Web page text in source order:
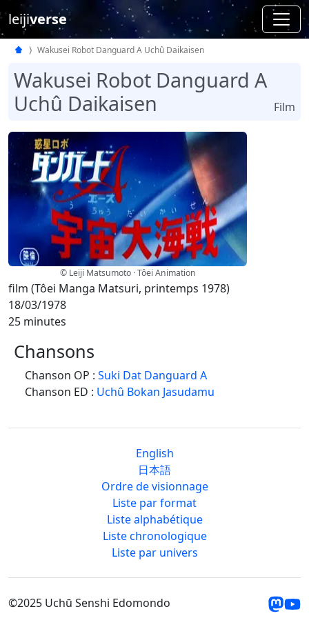
leijiverse
Wakusei Robot Danguard A Uchû Daikaisen
Wakusei Robot Danguard A
Uchû Daikaisen
Film
© Leiji Matsumoto · Tôei Animation
film (Tôei Manga Matsuri, printemps 1978)
18/03/1978
25 minutes
Chansons
Chanson OP : Suki Dat Danguard A
Chanson ED : Uchû Bokan Jasudamu
English
日本語
Ordre de visionnage
Liste par format
Liste alphabétique
Liste chronologique
Liste par univers
©2025 Uchū Senshi Edomondo